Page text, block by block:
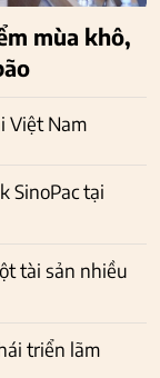
mùa khô,
Việt Nam
SinoPac tại
tài sản nhiều
triển lãm